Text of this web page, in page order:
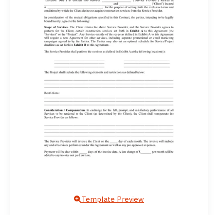
Template Preview